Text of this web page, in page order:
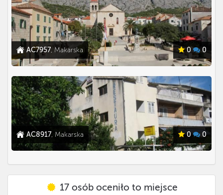
AC7957, Makarska 0 0
AC8917, Makarska 0 0
17 osób oceniło to miejsce